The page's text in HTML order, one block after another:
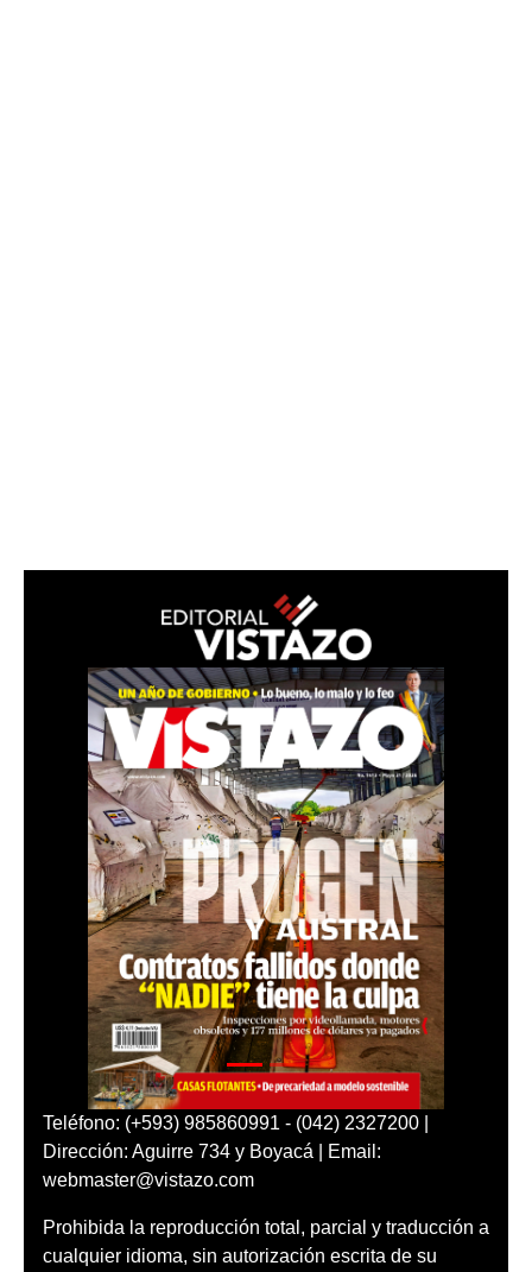
Teléfono: (+593) 985860991 - (042) 2327200 |
Dirección: Aguirre 734 y Boyacá | Email:
webmaster@vistazo.com
Prohibida la reproducción total, parcial y traducción a
cualquier idioma, sin autorización escrita de su